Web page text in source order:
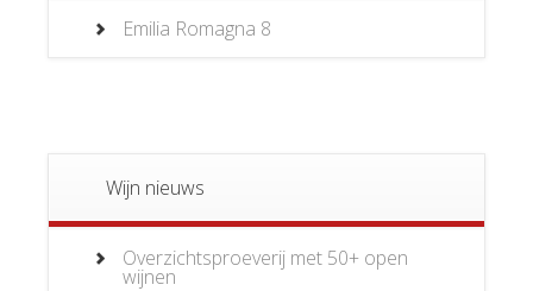
Emilia Romagna 8
Wijn nieuws
Overzichtsproeverij met 50+ open
wijnen